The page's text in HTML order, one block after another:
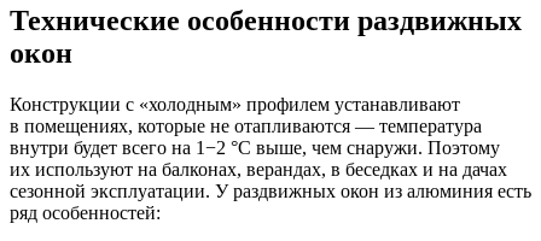
Технические особенности раздвижных
окон
Конструкции с «холодным» профилем устанавливают
в помещениях, которые не отапливаются — температура
внутри будет всего на 1−2 °С выше, чем снаружи. Поэтому
их используют на балконах, верандах, в беседках и на дачах
сезонной эксплуатации. У раздвижных окон из алюминия есть
ряд особенностей: